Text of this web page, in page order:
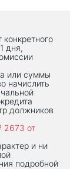
конкретного
дня,
или суммы
начислить
должников
от
и ни
подробной